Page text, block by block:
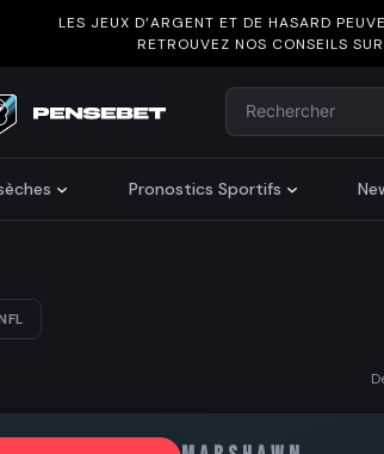
LES JEUX D’ARGENT ET DE HASARD
RETROUVEZ NOS CONSEILS SUR
Rechercher
Pronostics Sportifs